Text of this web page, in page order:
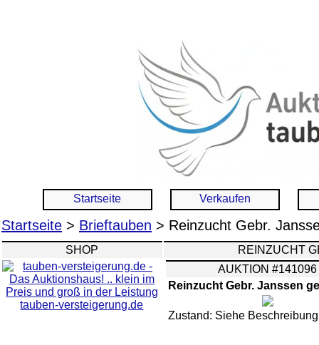
Startseite Verkaufen
Startseite > Brieftauben > Reinzucht Gebr.
SHOP
tauben-versteigerung.de
REINZUCHT
AUKTION #141096
Reinzucht Gebr. Janssen
Zustand: Siehe Beschreibung